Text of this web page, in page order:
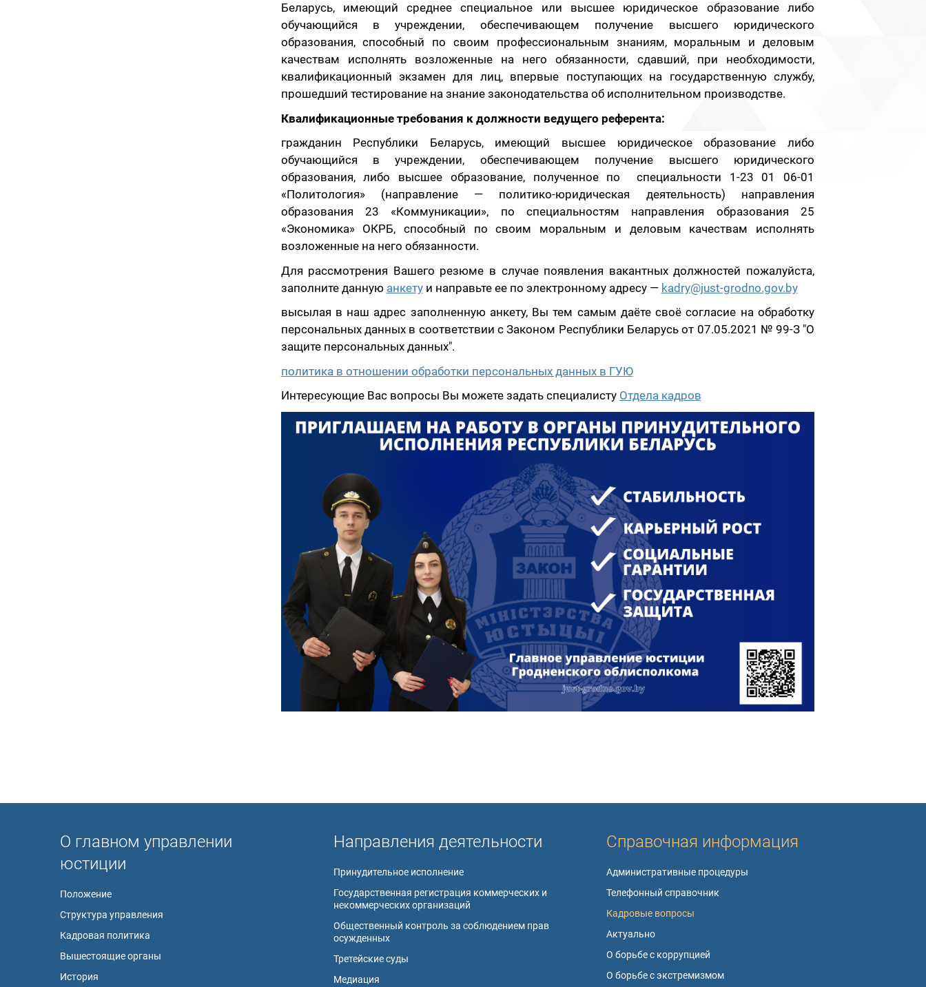
Беларусь, имеющий среднее специальное или высшее юридическое образование либо
обучающийся в учреждении, обеспечивающем получение высшего юридического
образования, способный по своим профессиональным знаниям, моральным и деловым
качествам исполнять возложенные на него обязанности, сдавший, при необходимости,
квалификационный экзамен для лиц, впервые поступающих на государственную службу,
прошедший тестирование на знание законодательства об исполнительном производстве.
Квалификационные требования к должности ведущего референта:
гражданин Республики Беларусь, имеющий высшее юридическое образование либо
обучающийся в учреждении, обеспечивающем получение высшего юридического
образования, либо высшее образование, полученное по специальности 1-23 01 06-01
«Политология» (направление — политико-юридическая деятельность) направления
образования 23 «Коммуникации», по специальностям направления образования 25
«Экономика» ОКРБ, способный по своим моральным и деловым качествам исполнять
возложенные на него обязанности.
Для рассмотрения Вашего резюме в случае появления вакантных должностей пожалуйста,
заполните данную анкетуи направьте ее по электронному адресу — kadry@just-grodno.gov.by
высылая в наш адрес заполненную анкету, Вы тем самым даёте своё согласие на обработку
персональных данных в соответствии с Законом Республики Беларусь от 07.05.2021 № 99-З "О
защите персональных данных".
политика в отношении обработки персональных данных в ГУЮ
Интересующие Вас вопросы Вы можете задать специалисту Отдела кадров
О главном управлении
юстиции
Положение
Структура управления
Кадровая политика
Вышестоящие органы
История
Направления деятельности
Принудительное исполнение
Государственная регистрация коммерческих и
некоммерческих организаций
Общественный контроль за соблюдением прав
осужденных
Третейские суды
Медиация
Справочная информация
Административные процедуры
Телефонный справочник
Кадровые вопросы
Актуально
О борьбе с коррупцией
О борьбе с экстремизмом